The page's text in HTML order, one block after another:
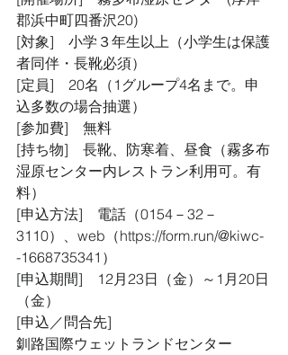
郡浜中町四番沢20)
[対象]　小学３年生以上（小学生は保護
者同伴・長靴必須）
[定員]　20名（1グループ4名まで。申
込多数の場合抽選）
[参加費]　無料
[持ち物]　長靴、防寒着、昼食（霧多布
湿原センター内レストラン利用可。有
料）
[申込方法]　電話（0154－32－
3110）、web（https://form.run/@kiwc-
-1668735341）
[申込期間]　12月23日（金）～1月20日
（金）
[申込／問合先]
釧路国際ウェットランドセンター